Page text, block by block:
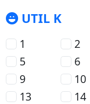
UTIL K
1 2
5
6
9
10
13
14